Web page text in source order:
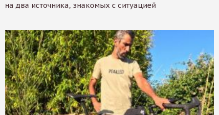
на два источника, знакомых с ситуацией